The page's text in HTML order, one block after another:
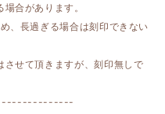
合があります。
、長過ぎる場合は刻印できない
せて頂きますが、刻印無しで